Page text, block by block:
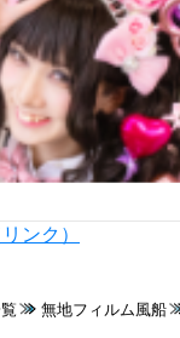
ンク）
無地フィルム風船